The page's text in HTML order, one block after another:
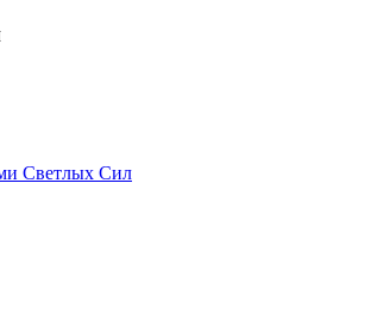
Светлых Сил